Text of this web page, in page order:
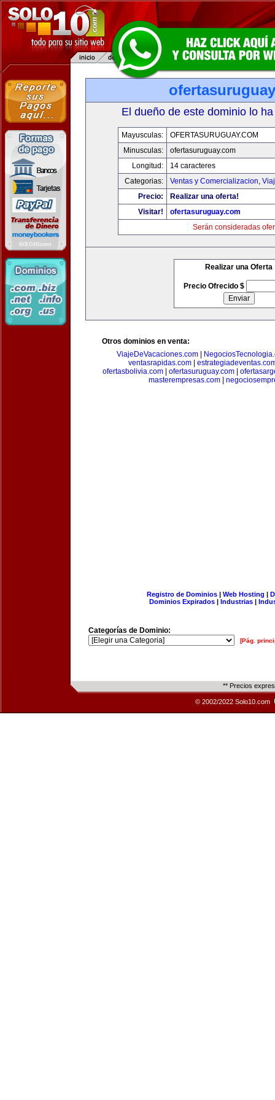
El dueño de este dominio lo
Mayusculas:
OFERTASURUGUAY.COM
Minusculas:
ofertasuruguay.com
Longitud:
14 caracteres
Categorias:
Ventas y Comercializacion,
Precio:
Realizar una oferta!
Visitar!
ofertasuruguay.com
Serán consideradas
Realizar una Oferta
Precio Ofrecido $
Otros dominios en venta:
ViajeDeVacaciones.com|
ventasrapidas.com|
ofertasbolivia.com| ofertasuruguay.com|
masterempresas.com|
Registro de Dominios| Web Hosting |
Dominios Expirados | Industrias |
Categorías de Dominio:
[Pág.
** Precios
© 2002/2022 Solo10.com